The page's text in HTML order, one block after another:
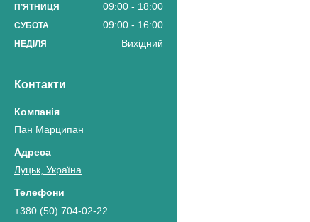
ПʼЯТНИЦЯ 09:00 18:00
СУБОТА 09:00 16:00
НЕДІЛЯ Вихідний
Контакти
Пан Марципан
Луцьк, Україна
+380 (50) 704-02-22